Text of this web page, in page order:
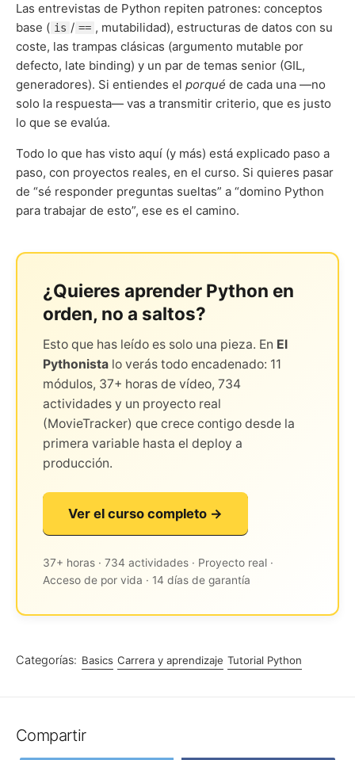
Las entrevistas de Python repiten patrones: conceptos
base ( is / == , mutabilidad), estructuras de datos con su
coste, las trampas clásicas (argumento mutable por
defecto, late binding) y un par de temas senior (GIL,
generadores). Si entiendes el porqué de cada una —no
solo la respuesta— vas a transmitir criterio, que es justo
lo que se evalúa.
Todo lo que has visto aquí (y más) está explicado paso a
paso, con proyectos reales, en el curso. Si quieres pasar
de “sé responder preguntas sueltas” a “domino Python
para trabajar de esto”, ese es el camino.
¿Quieres aprender Python en
orden, no a saltos?
Esto que has leído es solo una pieza. En El
Pythonista lo verás todo encadenado: 11
módulos, 37+ horas de vídeo, 734
actividades y un proyecto real
(MovieTracker) que crece contigo desde la
primera variable hasta el deploy a
producción.
Ver el curso completo →
37+ horas · 734 actividades · Proyecto real ·
Acceso de por vida · 14 días de garantía
Categorías: Basics Carrera y aprendizaje Tutorial Python
Compartir